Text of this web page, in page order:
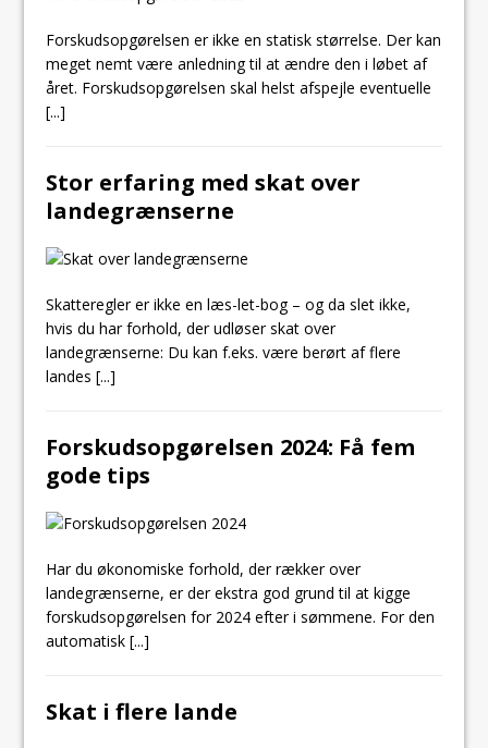
Forskudsopgørelsen er ikke en statisk størrelse. Der kan
meget nemt være anledning til at ændre den i løbet af
året. Forskudsopgørelsen skal helst afspejle eventuelle
[...]
Stor erfaring med skat over
landegrænserne
Skatteregler er ikke en læs-let-bog – og da slet ikke,
hvis du har forhold, der udløser skat over
landegrænserne: Du kan f.eks. være berørt af flere
landes[...]
Forskudsopgørelsen 2024: Få fem
gode tips
Har du økonomiske forhold, der rækker over
landegrænserne, er der ekstra god grund til at kigge
forskudsopgørelsen for 2024 efter i sømmene. For den
automatisk[...]
Skat i flere lande